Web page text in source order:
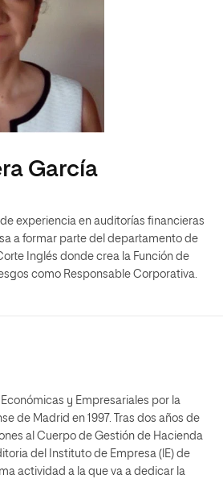
García
experiencia en auditorías financieras
a formar parte del departamento de
Inglés donde crea la Función de
como Responsable Corporativa.
y Empresariales por la
de Madrid en 1997. Tras dos años de
al Cuerpo de Gestión de Hacienda
del Instituto de Empresa (lE) de
actividad a la que va a dedicar la